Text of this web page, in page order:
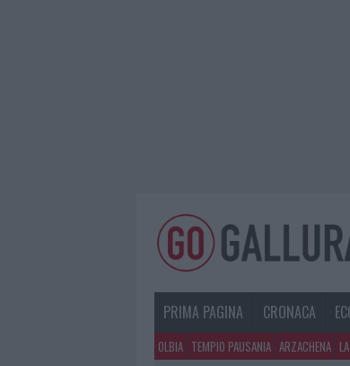
PRIMA PAGINA CRONACA
OLBIA TEMPIO PAUSANIA ARZACHENA